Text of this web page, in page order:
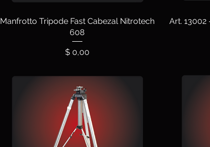
Manfrotto Tripode Fast Cabezal Nitrotech
608
Precio
$ 0,00
Art. 13002